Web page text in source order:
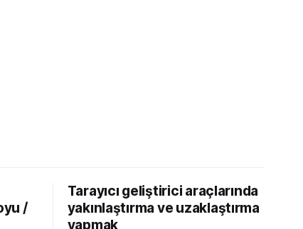
/
Tarayıcı geliştirici araçlarında
yakınlaştırma ve uzaklaştırma
yapmak